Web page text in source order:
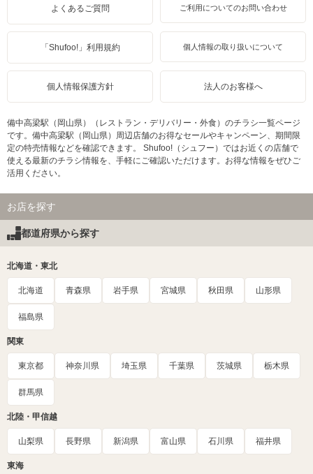
よくあるご質問 ご利用についてのお問い合わせ
「Shufoo!」利用規約 個人情報の取り扱いについて
個人情報保護方針 法人のお客様へ
備中高梁駅（岡山県）（レストラン・デリバリー・外食）のチラシ一覧ページ
です。備中高梁駅（岡山県）周辺店舗のお得なセールやキャンペーン、期間限
定の特売情報などを確認できます。 Shufoo!（シュフー）ではお近くの店舗で
使える最新のチラシ情報を、手軽にご確認いただけます。お得な情報をぜひご
活用ください。
お店を探す
都道府県から探す
北海道・東北
北海道 青森県 岩手県 宮城県 秋田県 山形県
福島県
関東
東京都 神奈川県 埼玉県 千葉県 茨城県 栃木県
群馬県
北陸・甲信越
山梨県 長野県 新潟県 富山県 石川県 福井県
東海